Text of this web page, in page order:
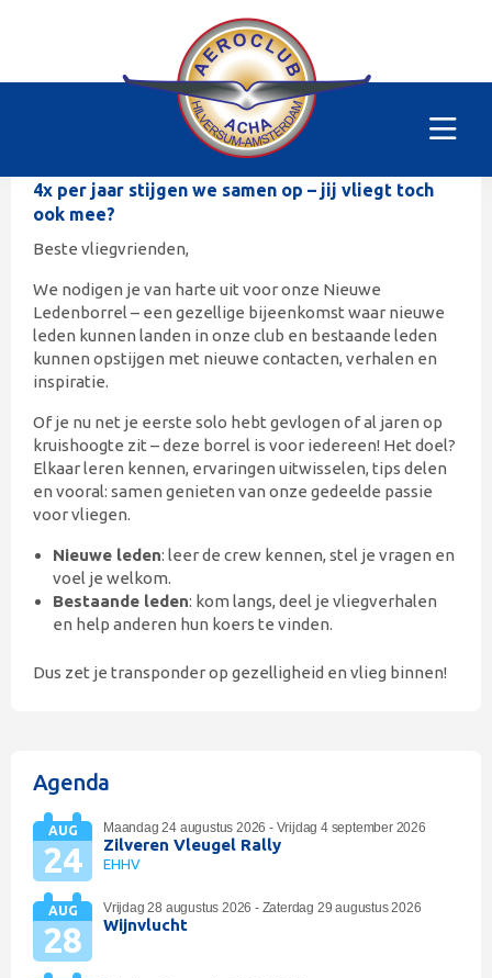
Nieuwe Ledenborrel
Zaterdag 28 november 2026
4x per jaar stijgen we samen op – jij vliegt toch
ook mee?
Beste vliegvrienden,
We nodigen je van harte uit voor onze Nieuwe
Ledenborrel – een gezellige bijeenkomst waar nieuwe
leden kunnen landen in onze club en bestaande leden
kunnen opstijgen met nieuwe contacten, verhalen en
inspiratie.
Of je nu net je eerste solo hebt gevlogen of al jaren op
kruishoogte zit – deze borrel is voor iedereen! Het doel?
Elkaar leren kennen, ervaringen uitwisselen, tips delen
en vooral: samen genieten van onze gedeelde passie
voor vliegen.
Nieuwe leden: leer de crew kennen, stel je vragen en
voel je welkom.
Bestaande leden: kom langs, deel je vliegverhalen
en help anderen hun koers te vinden.
Dus zet je transponder op gezelligheid en vlieg binnen!
Agenda
AUG
24
Maandag 24 augustus 2026 - Vrijdag 4 september 2026
Zilveren Vleugel Rally
EHHV
AUG
28
Vrijdag 28 augustus 2026 - Zaterdag 29 augustus 2026
Wijnvlucht